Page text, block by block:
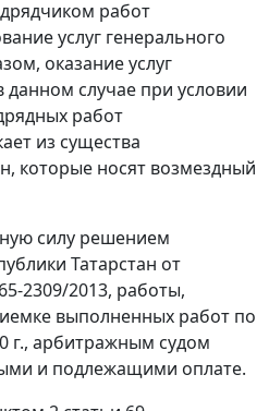
работ
услуг генерального
оказание услуг
данном случае при условии
работ
из существа
которые носят возмездный
силу решением
Татарстан от
2309/2013, работы,
выполненных работ по
г., арбитражным судом
и подлежащими оплате.